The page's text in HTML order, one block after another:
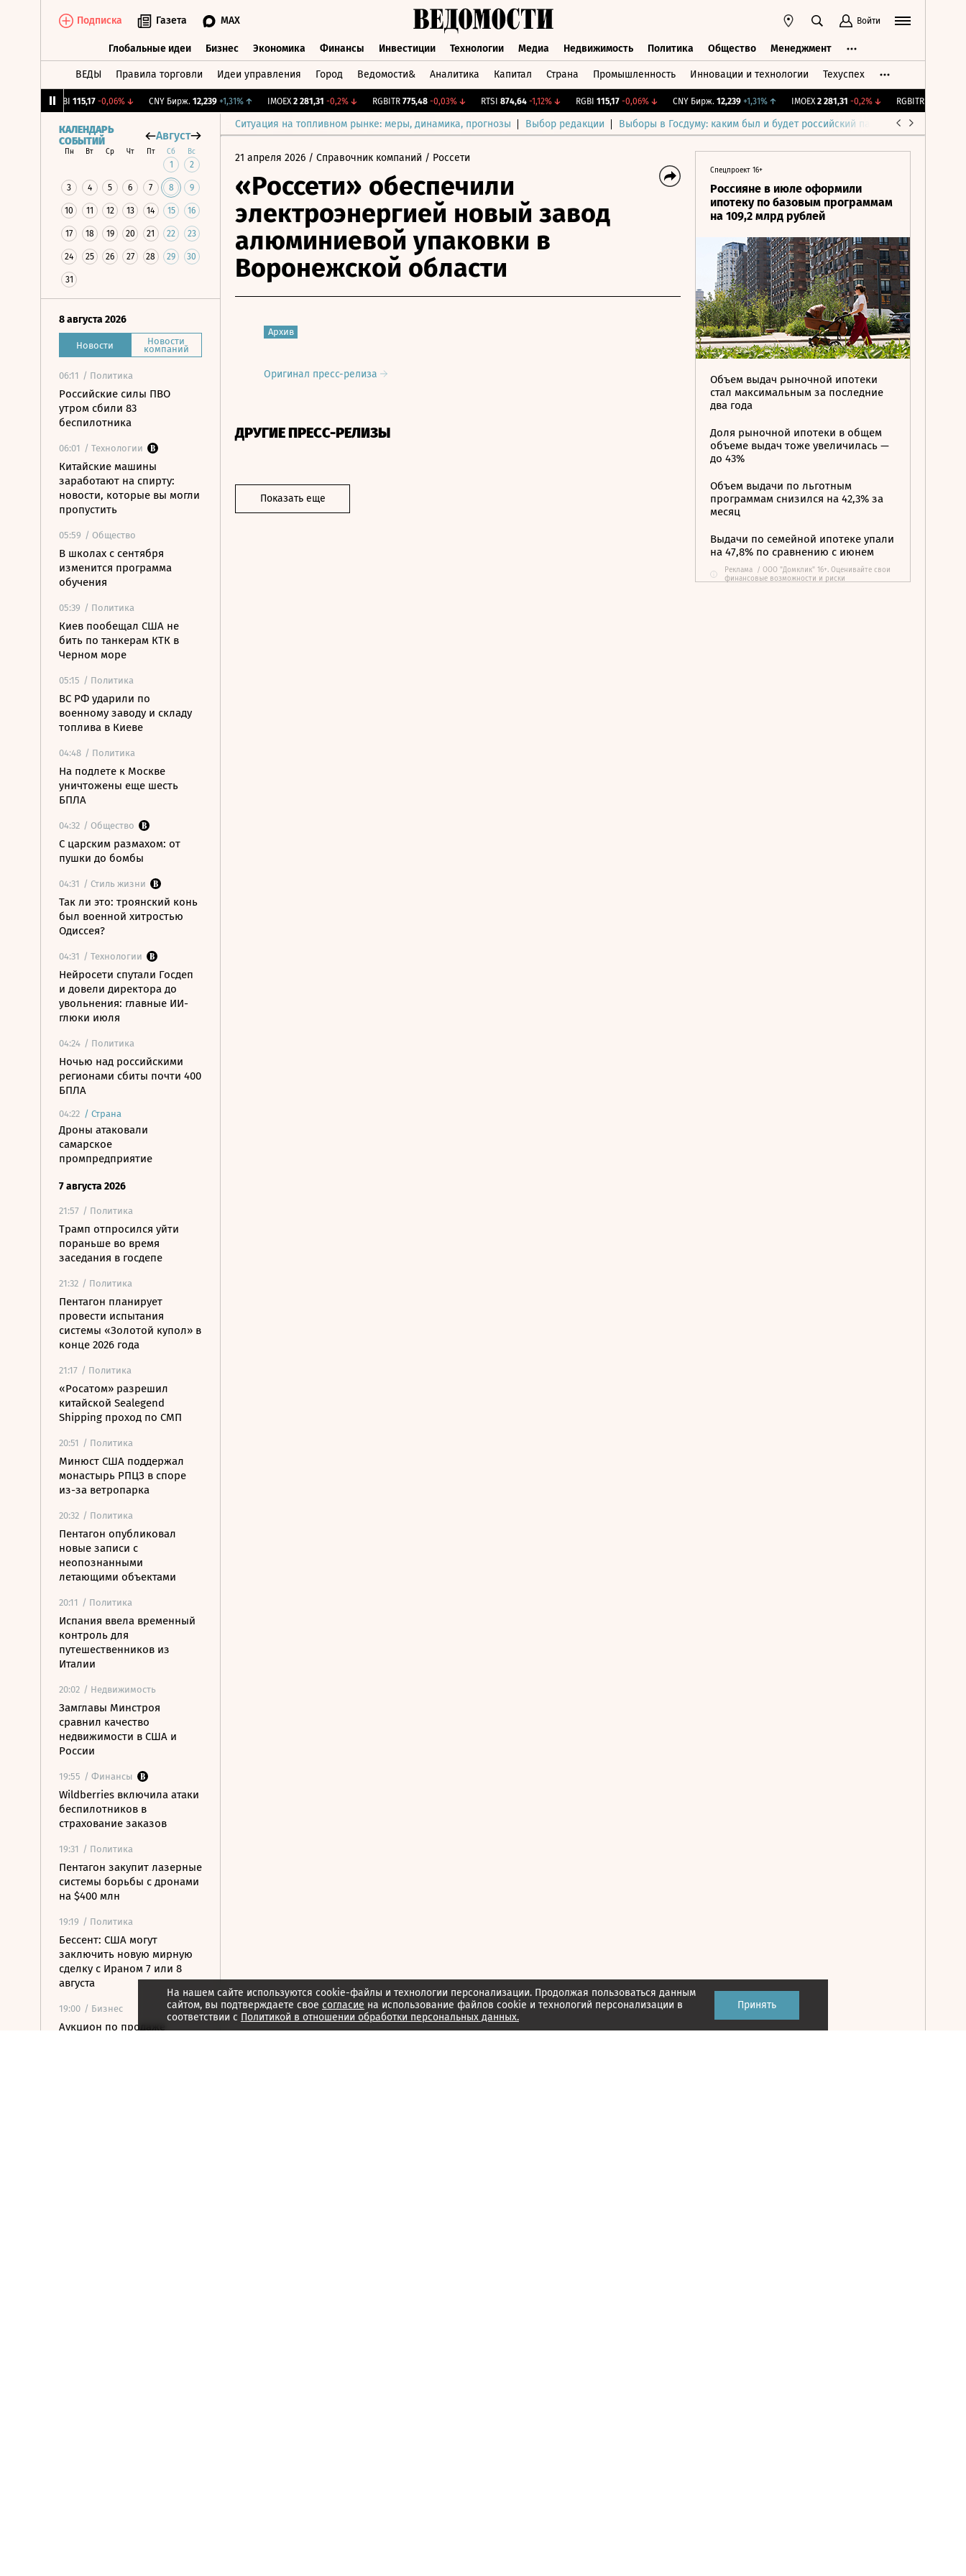
Подписка Газета MAX Войти
Глобальные идеи Бизнес Экономика Финансы Инвестиции Технологии Медиа Недвижимость Политика Общество Менеджмент
ВЕДЫ Правила торговли Идеи управления Город Ведомости& Аналитика Капитал Страна Промышленность Инновации и технологии Техуспех
115,17 -0,06%↓ CNY Бирж. 12,239 +1,31%↑ IMOEX 2 281,31 -0,2%↓ RGBITR 775,48 -0,03%↓ RTSI 874,64 -1,12%↓ RGBI 115,17 -0,06%↓ CNY Бирж. 12,239 +1,31%↑ IMOEX 2 281,31 -0,2%↓ RGBITR 775,48
Ситуация на топливном рынке: меры, динамика, прогнозы Выбор редакции Выборы в Госдуму: каким был и будет российский парламент
КАЛЕНДАРЬ
СОБЫТИЙ
Август
Пн Вт Ср Чт Пт Сб Вс
1 2
3 4 5 6 7 8 9
10 11 12 13 14 15 16
17 18 19 20 21 22 23
24 25 26 27 28 29 30
31
8 августа 2026
Новости Новости
компаний
06:11 / Политика
Российские силы ПВО
утром сбили 83
беспилотника
06:01 / Технологии
Китайские машины
заработают на спирту:
новости, которые вы могли
пропустить
05:59 / Общество
В школах с сентября
изменится программа
обучения
05:39 / Политика
Киев пообещал США не
бить по танкерам КТК в
Черном море
05:15 / Политика
ВС РФ ударили по
военному заводу и складу
топлива в Киеве
04:48 / Политика
На подлете к Москве
уничтожены еще шесть
БПЛА
04:32 / Общество
С царским размахом: от
пушки до бомбы
04:31 / Стиль жизни
Так ли это: троянский конь
был военной хитростью
Одиссея?
04:31 / Технологии
Нейросети спутали Госдеп
и довели директора до
увольнения: главные ИИ-
глюки июля
04:24 / Политика
Ночью над российскими
регионами сбиты почти 400
БПЛА
04:22 / Страна
Дроны атаковали
самарское
промпредприятие
7 августа 2026
21:57 / Политика
Трамп отпросился уйти
пораньше во время
заседания в госдепе
21:32 / Политика
Пентагон планирует
провести испытания
системы «Золотой купол» в
конце 2026 года
21:17 / Политика
«Росатом» разрешил
китайской Sealegend
Shipping проход по СМП
20:51 / Политика
Минюст США поддержал
монастырь РПЦЗ в споре
из-за ветропарка
20:32 / Политика
Пентагон опубликовал
новые записи с
неопознанными
летающими объектами
20:11 / Политика
Испания ввела временный
контроль для
путешественников из
Италии
20:02 / Недвижимость
Замглавы Минстроя
сравнил качество
недвижимости в США и
России
19:55 / Финансы
Wildberries включила атаки
беспилотников в
страхование заказов
19:31 / Политика
Пентагон закупит лазерные
системы борьбы с дронами
на $400 млн
19:19 / Политика
Бессент: США могут
заключить новую мирную
сделку с Ираном 7 или 8
августа
19:00 / Бизнес
Аукцион по продаже
21 апреля 2026 / Справочник компаний / Россети
«Россети» обеспечили
электроэнергией новый завод
алюминиевой упаковки в
Воронежской области
Архив
Оригинал пресс-релиза
ДРУГИЕ ПРЕСС-РЕЛИЗЫ
Показать еще
Спецпроект 16+
Россияне в июле оформили
ипотеку по базовым программам
на 109,2 млрд рублей
Объем выдач рыночной ипотеки
стал максимальным за последние
два года
Доля рыночной ипотеки в общем
объеме выдач тоже увеличилась —
до 43%
Объем выдачи по льготным
программам снизился на 42,3% за
месяц
Выдачи по семейной ипотеке упали
на 47,8% по сравнению с июнем
Реклама / ООО "Домклик" 16+. Оценивайте свои
финансовые возможности и риски
На нашем сайте используются cookie-файлы и технологии персонализации. Продолжая пользоваться данным
сайтом, вы подтверждаете свое согласие на использование файлов cookie и технологий персонализации в
соответствии с Политикой в отношении обработки персональных данных.
Принять